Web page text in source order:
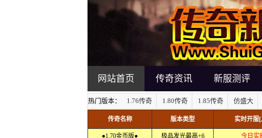
网站首页 传奇资讯 新服测评
热门版本： 1.76传奇 1.80传奇 1.85传奇 仿盛大
传奇名称 版本类型 实时开服[
●1.70金币版● 极品发光最高+6 今日实